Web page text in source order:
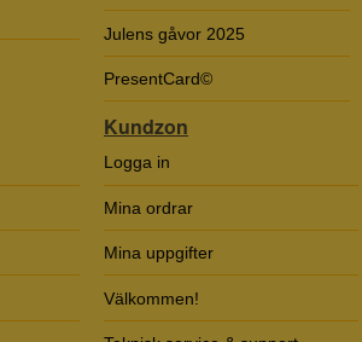
Julens gåvor 2025
PresentCard©
Kundzon
Logga in
Mina ordrar
Mina uppgifter
Välkommen!